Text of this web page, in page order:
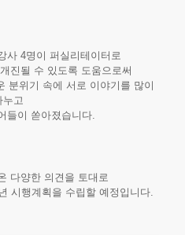
사 4명이 퍼실리테이터로
진될 수 있도록 도움으로써
분위기 속에 서로 이야기를 많이
누고
들이 쏟아졌습니다.
다양한 의견을 토대로
시행계획을 수립할 예정입니다.